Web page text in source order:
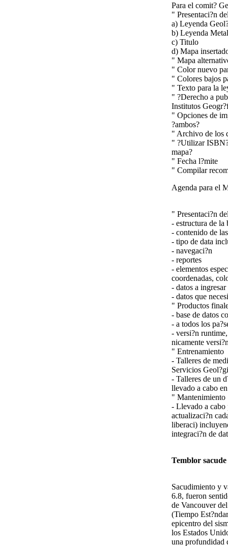
Para el comit?
" Presentaci?n
a) Leyenda
b) Leyenda
c) Titulo
d) Mapa
" Mapa
" Color nuevo
" Colores bajos
" Texto para la
" ?Derecho a
Institutos
" Opciones de
?ambos?
" Archivo de los
" ?Utilizar ISBN?
mapa?
" Fecha l?mite
" Compilar
Agenda para el
" Presentaci?n
- estructura de la
- contenido de
- tipo de data
- navegaci?n
- reportes
- elementos
coordenadas,
- datos a ingresar
- datos que
" Productos
- base de datos
- a todos los
- versi?n
nicamente
" Entrenamiento
- Talleres de
Servicios
- Talleres de un
llevado a cabo
" Mantenimiento
- Llevado a cabo
actualizaci?n
liberaci)
integraci?n de
Temblor
Sacudimiento y
6.8, fueron
de Vancouver
(Tiempo
epicentro del
los Estados
una profundidad